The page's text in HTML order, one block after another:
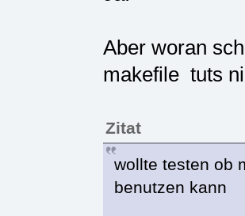
Aber woran
makefile tuts
Zitat
wollte testen ob
benutzen kann